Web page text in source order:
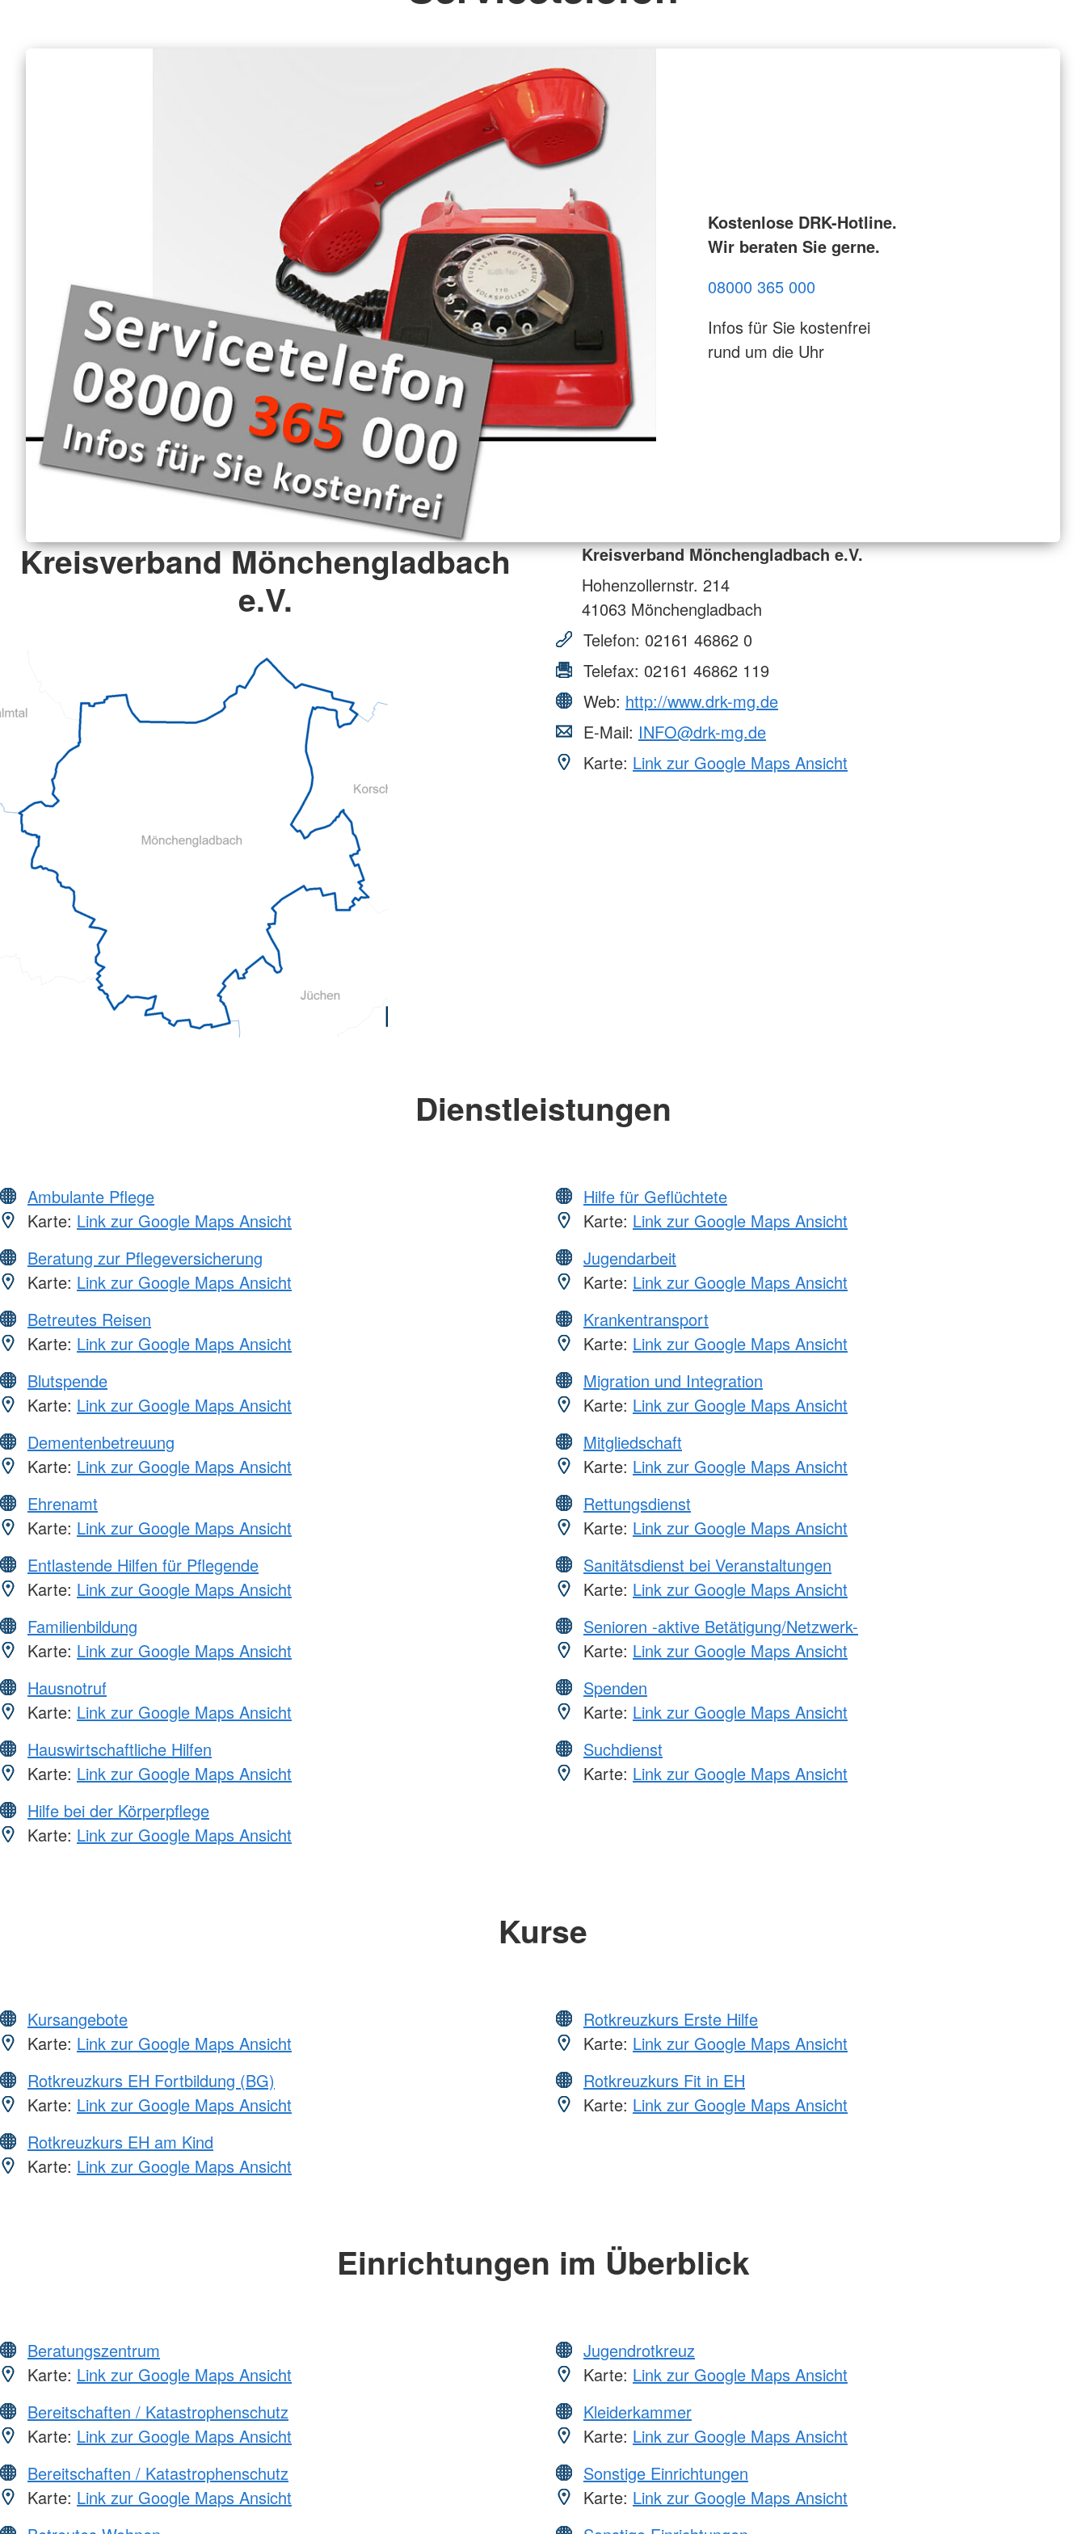
Kostenlose DRK-Hotline.
Wir beraten Sie gerne.
08000 365 000
Infos für Sie kostenfrei
rund um die Uhr
Kreisverband Mönchengladbach
e.V.
Kreisverband Mönchengladbach e.V.
Hohenzollernstr. 214
41063 Mönchengladbach
Telefon: 02161 46862 0
Telefax: 02161 46862 119
Web: http://www.drk-mg.de
E-Mail: INFO@drk-mg.de
Karte: Link zur Google Maps Ansicht
Dienstleistungen
Ambulante Pflege
Karte: Link zur Google Maps Ansicht
Beratung zur Pflegeversicherung
Karte: Link zur Google Maps Ansicht
Betreutes Reisen
Karte: Link zur Google Maps Ansicht
Blutspende
Karte: Link zur Google Maps Ansicht
Dementenbetreuung
Karte: Link zur Google Maps Ansicht
Ehrenamt
Karte: Link zur Google Maps Ansicht
Entlastende Hilfen für Pflegende
Karte: Link zur Google Maps Ansicht
Familienbildung
Karte: Link zur Google Maps Ansicht
Hausnotruf
Karte: Link zur Google Maps Ansicht
Hauswirtschaftliche Hilfen
Karte: Link zur Google Maps Ansicht
Hilfe bei der Körperpflege
Karte: Link zur Google Maps Ansicht
Hilfe für Geflüchtete
Karte: Link zur Google Maps Ansicht
Jugendarbeit
Karte: Link zur Google Maps Ansicht
Krankentransport
Karte: Link zur Google Maps Ansicht
Migration und Integration
Karte: Link zur Google Maps Ansicht
Mitgliedschaft
Karte: Link zur Google Maps Ansicht
Rettungsdienst
Karte: Link zur Google Maps Ansicht
Sanitätsdienst bei Veranstaltungen
Karte: Link zur Google Maps Ansicht
Senioren -aktive Betätigung/Netzwerk-
Karte: Link zur Google Maps Ansicht
Spenden
Karte: Link zur Google Maps Ansicht
Suchdienst
Karte: Link zur Google Maps Ansicht
Kurse
Kursangebote
Karte: Link zur Google Maps Ansicht
Rotkreuzkurs EH Fortbildung (BG)
Karte: Link zur Google Maps Ansicht
Rotkreuzkurs EH am Kind
Karte: Link zur Google Maps Ansicht
Rotkreuzkurs Erste Hilfe
Karte: Link zur Google Maps Ansicht
Rotkreuzkurs Fit in EH
Karte: Link zur Google Maps Ansicht
Einrichtungen im Überblick
Beratungszentrum
Karte: Link zur Google Maps Ansicht
Bereitschaften / Katastrophenschutz
Karte: Link zur Google Maps Ansicht
Bereitschaften / Katastrophenschutz
Karte: Link zur Google Maps Ansicht
Jugendrotkreuz
Karte: Link zur Google Maps Ansicht
Kleiderkammer
Karte: Link zur Google Maps Ansicht
Sonstige Einrichtungen
Karte: Link zur Google Maps Ansicht